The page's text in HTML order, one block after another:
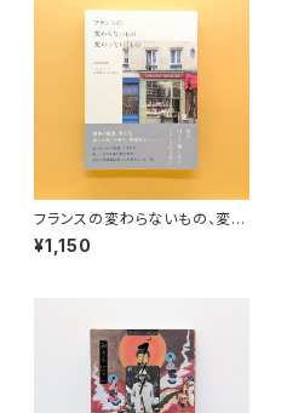
フランスの変わらないもの、変わ
っていくもの
¥1,150